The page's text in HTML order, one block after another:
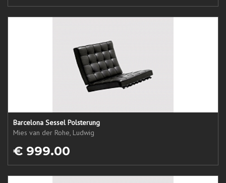
Barcelona Sessel Polsterung
Mies van der Rohe, Ludwig
€ 999.00